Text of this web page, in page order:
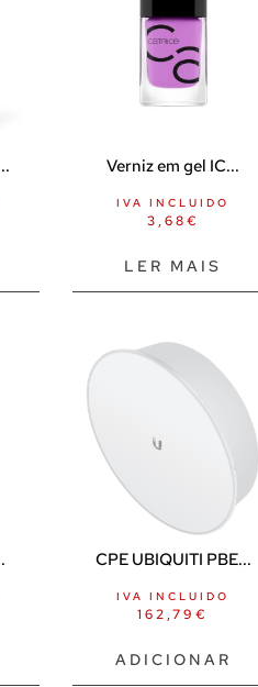
Verniz em gel IC...
3,68€
IVA INCLUIDO
LER MAIS
CPE UBIQUITI PBE...
162,79€
IVA INCLUIDO
ADICIONAR